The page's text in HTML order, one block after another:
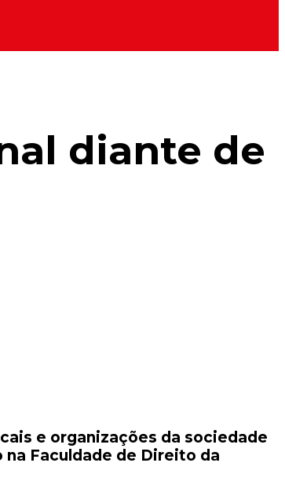
diante de
e organizações da sociedade
Faculdade de Direito da